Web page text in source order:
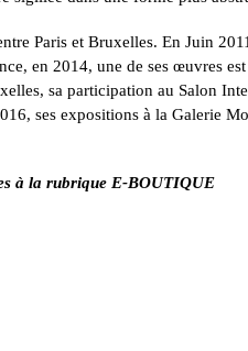
Paris et Bruxelles. En Juin
en 2014, une de ses œuvres
sa participation au Salon
ses expositions à la Galerie
à la rubrique E-BOUTIQUE